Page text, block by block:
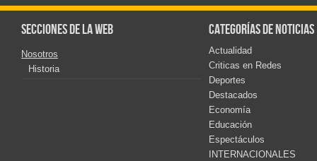
Secciones de la web
Nosotros
Historia
Categorías de noticias
Actualidad
Criticas en Redes
Deportes
Destacados
Economía
Educación
Espectáculos
INTERNACIONALES